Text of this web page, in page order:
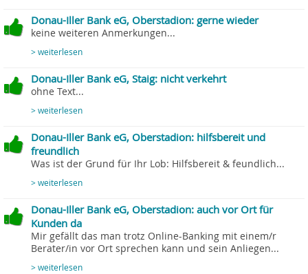
Donau-Iller Bank eG, Oberstadion: gerne wieder
keine weiteren Anmerkungen...
> weiterlesen
Donau-Iller Bank eG, Staig: nicht verkehrt
ohne Text...
> weiterlesen
Donau-Iller Bank eG, Oberstadion: hilfsbereit und
freundlich
Was ist der Grund für Ihr Lob: Hilfsbereit & feundlich...
> weiterlesen
Donau-Iller Bank eG, Oberstadion: auch vor Ort für
Kunden da
Mir gefällt das man trotz Online-Banking mit einem/r
Berater/in vor Ort sprechen kann und sein Anliegen...
> weiterlesen